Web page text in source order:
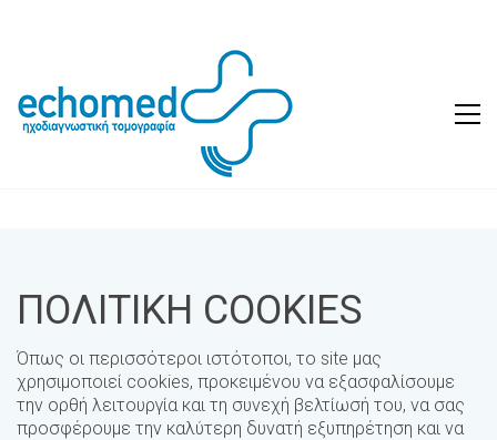
ΠΟΛΙΤΙΚΗ COOKIES
Όπως οι περισσότεροι ιστότοποι, το site μας
χρησιμοποιεί cookies, προκειμένου να εξασφαλίσουμε
την ορθή λειτουργία και τη συνεχή βελτίωσή του, να σας
προσφέρουμε την καλύτερη δυνατή εξυπηρέτηση και να